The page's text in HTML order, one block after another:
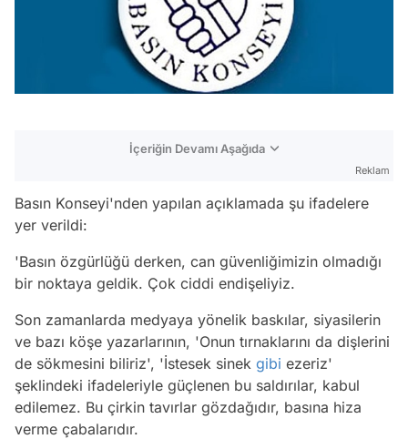
İçeriğin Devamı Aşağıda
Reklam
Basın Konseyi'nden yapılan açıklamada şu ifadelere
yer verildi:
'Basın özgürlüğü derken, can güvenliğimizin olmadığı
bir noktaya geldik. Çok ciddi endişeliyiz.
Son zamanlarda medyaya yönelik baskılar, siyasilerin
ve bazı köşe yazarlarının, 'Onun tırnaklarını da dişlerini
de sökmesini biliriz', 'İstesek sinek gibi ezeriz'
şeklindeki ifadeleriyle güçlenen bu saldırılar, kabul
edilemez. Bu çirkin tavırlar gözdağıdır, basına hiza
verme çabalarıdır.